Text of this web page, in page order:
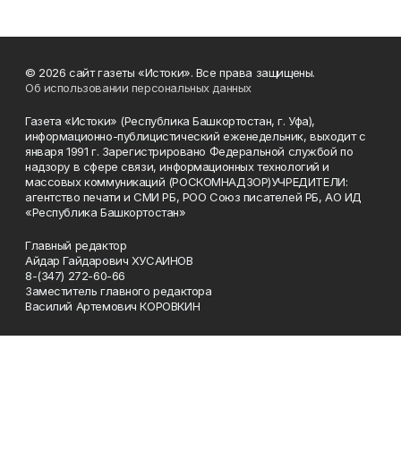
© 2026 сайт газеты «Истоки». Все права защищены.
Об использовании персональных данных
Газета «Истоки» (Республика Башкортостан, г. Уфа),
информационно-публицистический еженедельник, выходит с
января 1991 г. Зарегистрировано Федеральной службой по
надзору в сфере связи, информационных технологий и
массовых коммуникаций (РОСКОМНАДЗОР)УЧРЕДИТЕЛИ:
агентство печати и СМИ РБ, РОО Союз писателей РБ, АО ИД
«Республика Башкортостан»
Главный редактор
Айдар Гайдарович ХУСАИНОВ
8-(347) 272-60-66
Заместитель главного редактора
Василий Артемович КОРОВКИН
Телефон